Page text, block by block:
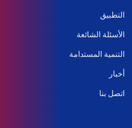
التطبيق
الأسئلة الشائعة
التنمية المستدامة
أخبار
اتصل بنا